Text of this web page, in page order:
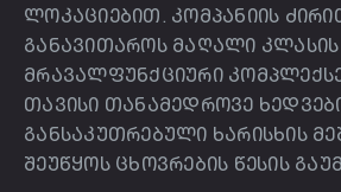
ლოკაციებით. კომპანიის
განავითაროს მაღალი კლასის
მრავალფუნქციური
თავისი თანამედროვე
განსაკუთრებული ხარისხის
შეუწყოს ცხოვრების წესის